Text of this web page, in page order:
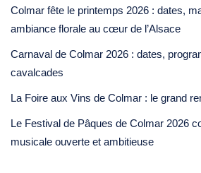
Colmar fête le printemps 2026 : dates,
ambiance florale au cœur de l’Alsace
Carnaval de Colmar 2026 : dates,
cavalcades
La Foire aux Vins de Colmar : le grand
Le Festival de Pâques de Colmar 2026
musicale ouverte et ambitieuse